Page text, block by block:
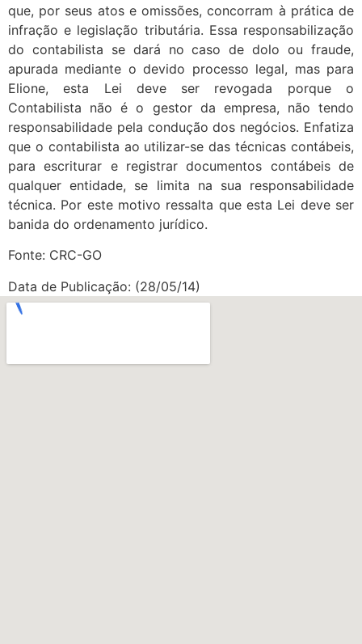
que, por seus atos e omissões, concorram à prática de
infração e legislação tributária. Essa responsabilização
do contabilista se dará no caso de dolo ou fraude,
apurada mediante o devido processo legal, mas para
Elione, esta Lei deve ser revogada porque o
Contabilista não é o gestor da empresa, não tendo
responsabilidade pela condução dos negócios. Enfatiza
que o contabilista ao utilizar-se das técnicas contábeis,
para escriturar e registrar documentos contábeis de
qualquer entidade, se limita na sua responsabilidade
técnica. Por este motivo ressalta que esta Lei deve ser
banida do ordenamento jurídico.
Fonte: CRC-GO
Data de Publicação: (28/05/14)